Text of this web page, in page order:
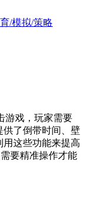
/模拟/策略
游戏，玩家需要
供了倒带时间、壁
用这些功能来提高
要精准操作才能